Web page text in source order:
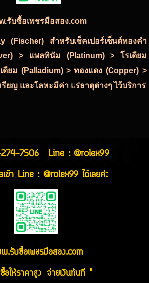
รับซื้อเพชรมือสอง.com
(Fischer) สำหรับเช็คเปอร์เซ็นต์ทองคำ
> แพลทินัม (Platinum) > โรเดียม
ดียม (Palladium) > ทองแดง (Copper) >
รียญ และโลหะมีค่า แร่ธาตุต่างๆ ไว้บริการ
7506
Line : @rolex99
เข้า Line : @rolex99 ได้เลยค่ะ
รับซื้อเพชรมือสอง.com
อให้ราคาสูง จ่ายเงินทันที "